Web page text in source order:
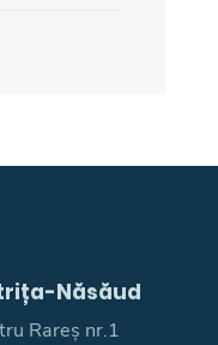
Năsăud
Rareș nr.1